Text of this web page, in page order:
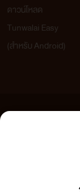
ดาวน์โหลด
Tunwalai Easy
(สำหรับ Android)
เว็บไซต์แห่งนี้ไม่ได้เห็นด้วย
วิจารณญาณในการกลั่นกรอ
กรุณาแจ้งมาที่
ลิขสิทธิ์ตามพระราชบัญญัติลิ